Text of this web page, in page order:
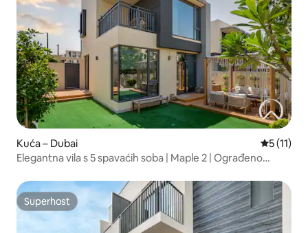
Kuća – Dubai
5 (11)
Elegantna vila s 5 spavaćih soba | Maple 2 | Ograđeno
Superhost
Superhost